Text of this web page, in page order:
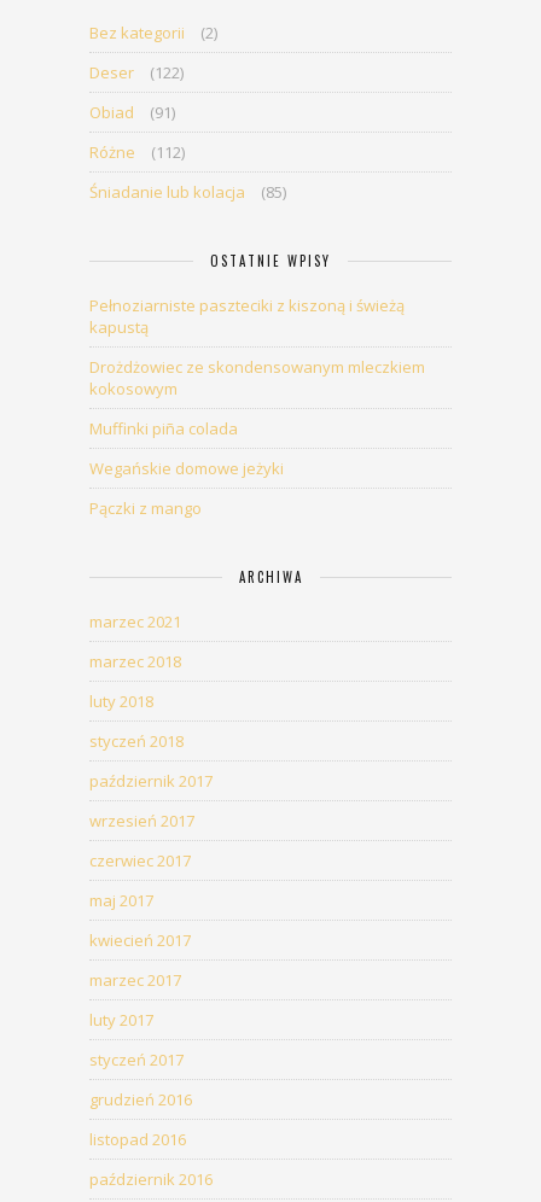
Bez kategorii
(2)
Deser
(122)
Obiad
(91)
Różne
(112)
Śniadanie lub kolacja
(85)
OSTATNIE WPISY
Pełnoziarniste paszteciki z kiszoną i świeżą
kapustą
Drożdżowiec ze skondensowanym mleczkiem
kokosowym
Muffinki piña colada
Wegańskie domowe jeżyki
Pączki z mango
ARCHIWA
marzec 2021
marzec 2018
luty 2018
styczeń 2018
październik 2017
wrzesień 2017
czerwiec 2017
maj 2017
kwiecień 2017
marzec 2017
luty 2017
styczeń 2017
grudzień 2016
listopad 2016
październik 2016